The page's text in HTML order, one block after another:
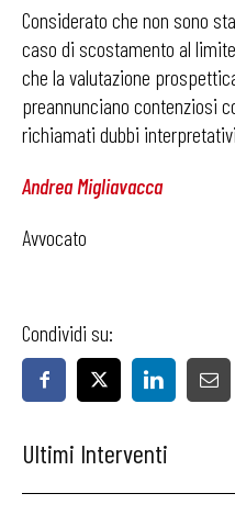
Considerato che non sono
caso di scostamento al
che la valutazione
preannunciano contenziosi
richiamati dubbi
Andrea Migliavacca
Avvocato
Condividi su:
Ultimi Interventi